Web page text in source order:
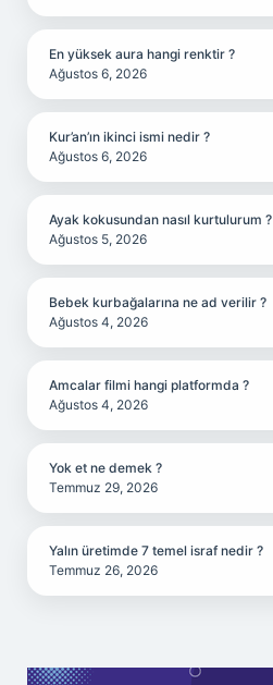
En yüksek aura hangi renktir ?
Ağustos 6, 2026
Kur’an’ın ikinci ismi nedir ?
Ağustos 6, 2026
Ayak kokusundan nasıl kurtulurum ?
Ağustos 5, 2026
Bebek kurbağalarına ne ad verilir ?
Ağustos 4, 2026
Amcalar filmi hangi platformda ?
Ağustos 4, 2026
Yok et ne demek ?
Temmuz 29, 2026
Yalın üretimde 7 temel israf nedir ?
Temmuz 26, 2026